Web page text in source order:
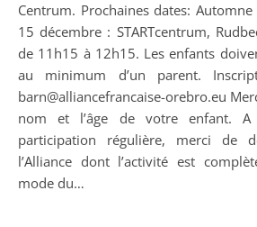
Centrum. Prochaines dates:
15 décembre : STARTcentrum,
de 11h15 à 12h15. Les enfants
au minimum d’un parent.
barn@alliancefrancaise-orebro.eu
nom et l’âge de votre enfant.
participation régulière, merci de
l’Alliance dont l’activité est
mode du…